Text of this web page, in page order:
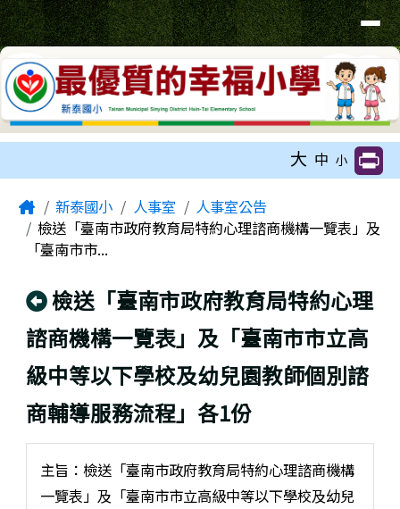
跳至主內容區
臺南市新泰國小網站
導覽列
大 中 小
Home新泰國小 人事室
人事室公告
檢送「臺南市政府教育局特約心理諮商機構一覽表」及
「臺南市市...
回上頁
檢送「臺南市政府教育局特約心理
諮商機構一覽表」及「臺南市市立高
級中等以下學校及幼兒園教師個別諮
商輔導服務流程」各1份
主旨：檢送「臺南市政府教育局特約心理諮商機構
一覽表」及「臺南市市立高級中等以下學校及幼兒